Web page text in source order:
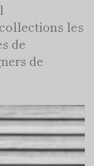
les
de
de